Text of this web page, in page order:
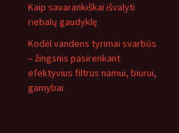
Kaip savarankiškai išvalyti
riebalų gaudyklę
Kodėl vandens tyrimai svarbūs
– žingsnis pasirenkant
efektyvius filtrus namui, biurui,
gamybai